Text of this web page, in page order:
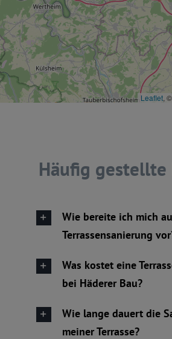
Leaflet ,
Häufig gestellte
Wie bereite ich mich
Terrassensanierung
Was kostet eine
bei Häderer Bau?
Wie lange dauert die
meiner Terrasse?